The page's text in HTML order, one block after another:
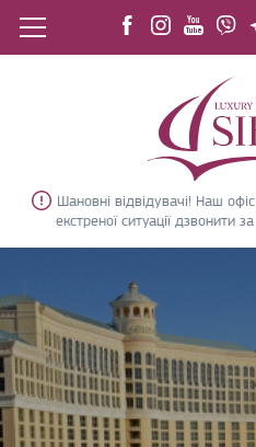
Шановні відвідувачі! Наш
екстреної ситуації дзвонити